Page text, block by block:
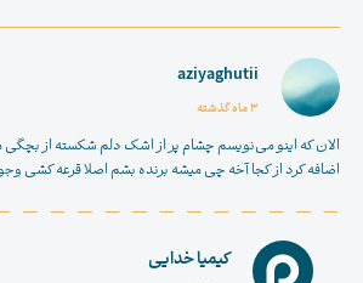
aziyaghutii
3 ماه گذشته
الان که اینو می‌نویسم چشام پر از اشک دلم شکسته از بچگی
اضافه کرد از کجا آخه چی میشه برنده بشم اصلا قرعه کشی
کیمیا خدایی